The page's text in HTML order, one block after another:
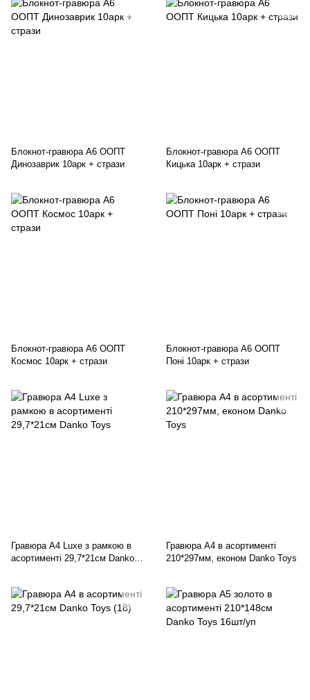
Блокнот-гравюра А6 ООПТ
Динозаврик 10арк + стрази
Блокнот-гравюра А6 ООПТ
Кицька 10арк + стрази
Блокнот-гравюра А6 ООПТ
Космос 10арк + стрази
Блокнот-гравюра А6 ООПТ
Поні 10арк + стрази
Гравюра А4 Luxe з рамкою в
асортименті 29,7*21см Danko
Гравюра А4 в асортименті
210*297мм, економ Danko Toys